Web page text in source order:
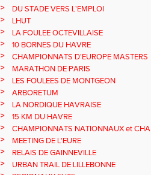
>
DU STADE VERS L'EMPLOI
>
LHUT
>
LA FOULEE OCTEVILLAISE
>
10 BORNES DU HAVRE
>
CHAMPIONNATS D'EUROPE MASTERS
>
MARATHON DE PARIS
>
LES FOULEES DE MONTGEON
>
ARBORETUM
>
LA NORDIQUE HAVRAISE
>
15 KM DU HAVRE
>
CHAMPIONNATS NATIONNAUX et
MASTERS
>
MEETING DE L'EURE
>
RELAIS DE GAINNEVILLE
>
URBAN TRAIL DE LILLEBONNE